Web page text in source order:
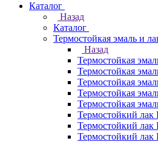
Каталог
Назад
Каталог
Термостойкая эмаль и
Назад
Термостойкая
Термостойкая
Термостойкая
Термостойкая
Термостойкая
Термостойкий
Термостойкий
Термостойкий